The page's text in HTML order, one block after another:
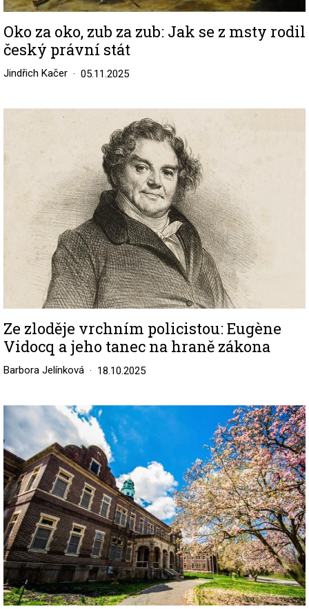
Oko za oko, zub za zub: Jak se z msty rodil
český právní stát
Jindřich Kačer 05.11.2025
Ze zloděje vrchním policistou: Eugène
Vidocq a jeho tanec na hraně zákona
Barbora Jelínková 18.10.2025
Image